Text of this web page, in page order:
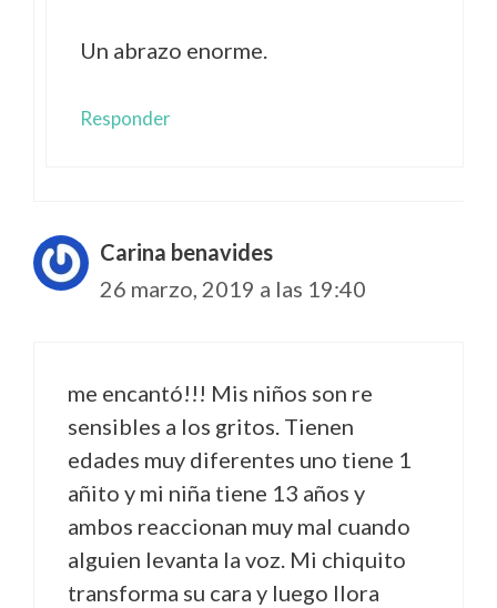
Un abrazo enorme.
Responder
Carina benavides
26 marzo, 2019 a las 19:40
me encantó!!! Mis niños son re
sensibles a los gritos. Tienen
edades muy diferentes uno tiene 1
añito y mi niña tiene 13 años y
ambos reaccionan muy mal cuando
alguien levanta la voz. Mi chiquito
transforma su cara y luego llora